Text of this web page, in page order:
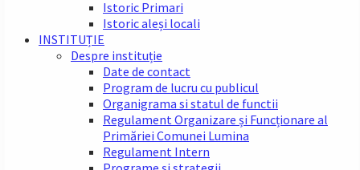
Istoric Primari
Istoric aleși locali
INSTITUȚIE
Despre instituție
Date de contact
Program de lucru cu publicul
Organigrama si statul de functii
Regulament Organizare și Funcționare al
Primăriei Comunei Lumina
Regulament Intern